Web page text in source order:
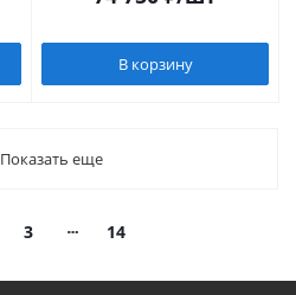
В корзину
Показать еще
3 14